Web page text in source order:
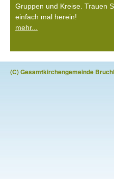
Gruppen und Kreise. Trauen
einfach mal herein!
mehr...
(C) Gesamtkirchengemeinde